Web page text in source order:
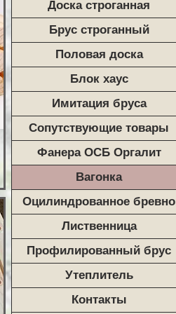
Доска строганная
Брус строганный
Половая доска
Блок хаус
Имитация бруса
Сопутствующие товары
Фанера ОСБ Оргалит
Вагонка
Оцилиндрованное бревно
Лиственница
Профилированный брус
Утеплитель
Контакты